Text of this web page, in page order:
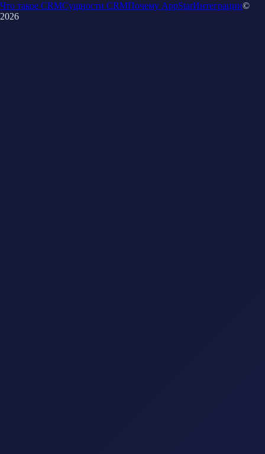
Что такое CRMСущности CRMПочему AppStarИнтеграции©
2026